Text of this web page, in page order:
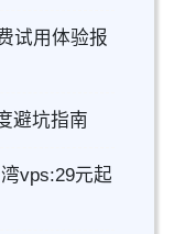
试用体验报
避坑指南
vps:29元起